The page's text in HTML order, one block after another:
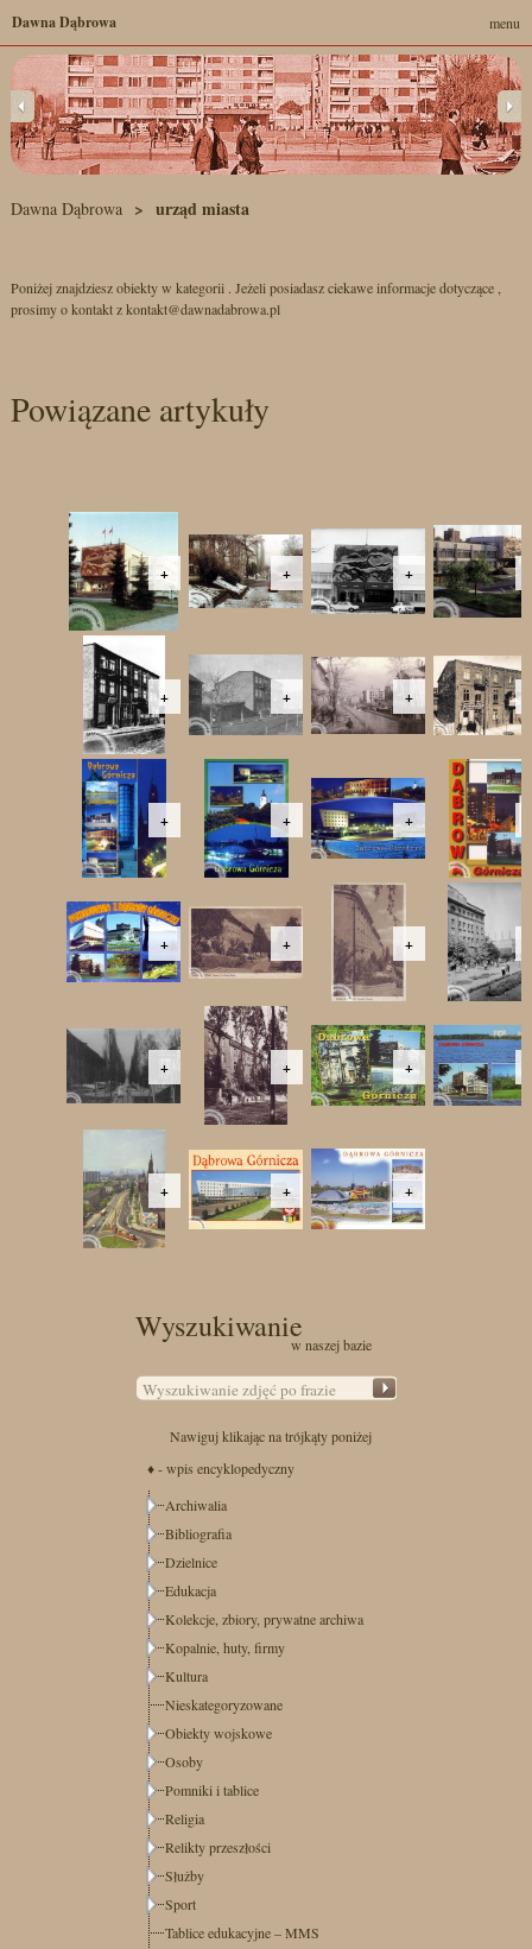
Dawna Dąbrowa urząd miasta
Poniżej znajdziesz obiekty w kategorii . Jeżeli posiadasz ciekawe informacje dotyczące ,
prosimy o kontakt z kontakt@dawnadabrowa.pl
Powiązane artykuły
+ + +
+ + +
+ + +
+ + +
+ + +
+ + +
Wyszukiwaniew naszej bazie
Nawiguj klikając na trójkąty poniżej
♦ - wpis encyklopedyczny
Archiwalia
Bibliografia
Dzielnice
Edukacja
Kolekcje, zbiory, prywatne archiwa
Kopalnie, huty, firmy
Kultura
Nieskategoryzowane
Obiekty wojskowe
Osoby
Pomniki i tablice
Religia
Relikty przeszłości
Służby
Sport
Tablice edukacyjne – MMS
Dawna Dąbrowa menu